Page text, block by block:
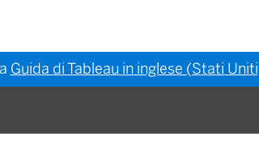
Guida di Tableau in inglese (Stati